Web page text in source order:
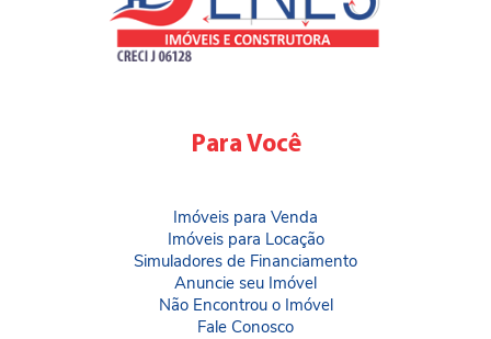
Para Você
Imóveis para Venda
Imóveis para Locação
Simuladores de Financiamento
Anuncie seu Imóvel
Não Encontrou o Imóvel
Fale Conosco